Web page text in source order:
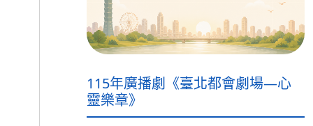
115年廣播劇《臺北都會劇場—心
靈樂章》